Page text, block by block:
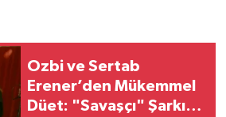
Ozbi ve Sertab
Erener’den Mükemmel
Düet: "Savaşçı" Şarkısı